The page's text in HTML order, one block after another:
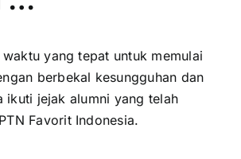
yang tepat untuk memulai
berbekal kesungguhan dan
ikuti jejak alumni yang telah
Favorit Indonesia.